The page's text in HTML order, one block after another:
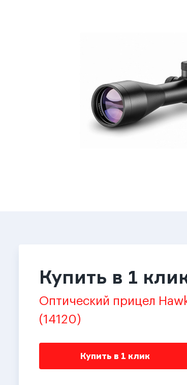
Купить в 1
Оптический прицел
(14120)
Купить в 1 клик